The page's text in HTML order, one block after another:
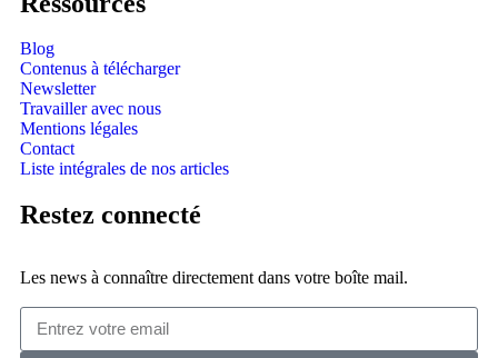
Blog
Contenus à télécharger
Newsletter
Travailler avec nous
Mentions légales
Contact
Liste intégrales de nos articles
Restez connecté
Les news à connaître directement dans votre boîte mail.